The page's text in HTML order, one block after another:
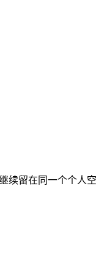
留在同一个个人空